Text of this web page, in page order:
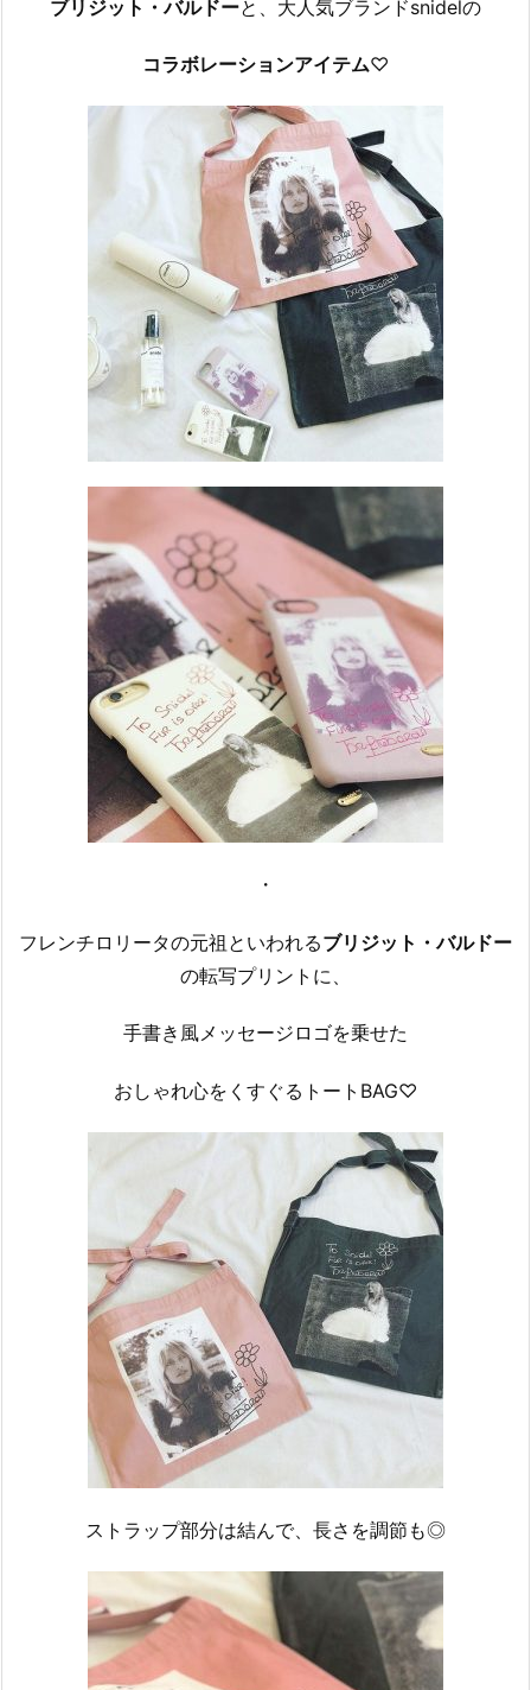
ブリジット・バルドーと、大人気ブランドsnidelの
コラボレーションアイテム♡
・
フレンチロリータの元祖といわれるブリジット・バルドー
の転写プリントに、
手書き風メッセージロゴを乗せた
おしゃれ心をくすぐるトートBAG♡
ストラップ部分は結んで、長さを調節も◎